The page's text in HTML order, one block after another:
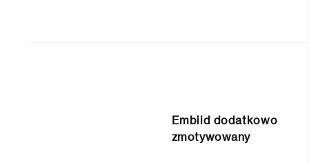
Embiid dodatkowo
zmotywowany